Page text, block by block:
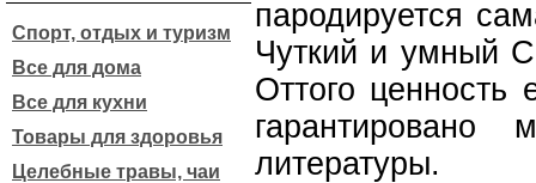
Спорт, отдых и туризм
Все для дома
Все для кухни
Товары для здоровья
Целебные травы, чаи
пародируется
Чуткий и умный
Оттого ценность
гарантировано
литературы.